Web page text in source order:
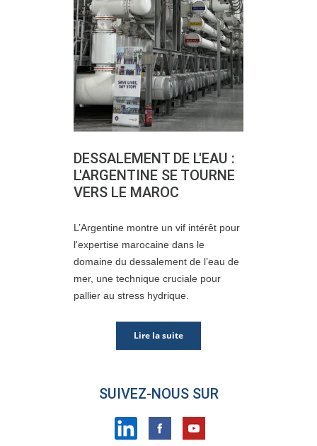
DESSALEMENT DE L'EAU :
L'ARGENTINE SE TOURNE
VERS LE MAROC
L’Argentine montre un vif intérêt pour
l'expertise marocaine dans le
domaine du dessalement de l’eau de
mer, une technique cruciale pour
pallier au stress hydrique.
Lire la suite
SUIVEZ-NOUS SUR